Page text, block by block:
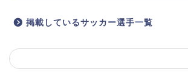
掲載しているサッカー選手一覧